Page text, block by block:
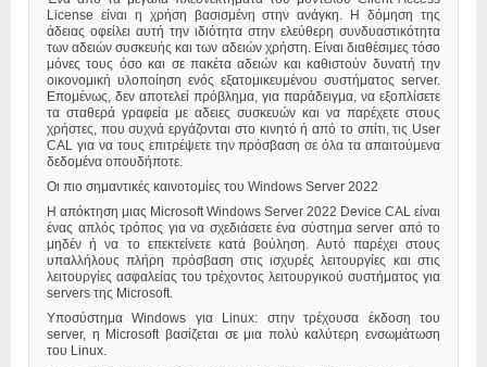
License είναι η χρήση βασισμένη στην ανάγκη. Η δόμηση της
άδειας οφείλει αυτή την ιδιότητα στην ελεύθερη συνδυαστικότητα
των αδειών συσκευής και των αδειών χρήστη. Είναι διαθέσιμες τόσο
μόνες τους όσο και σε πακέτα αδειών και καθιστούν δυνατή την
οικονομική υλοποίηση ενός εξατομικευμένου συστήματος server.
Επομένως, δεν αποτελεί πρόβλημα, για παράδειγμα, να εξοπλίσετε
τα σταθερά γραφεία με αδειες συσκευών και να παρέχετε στους
χρήστες, που συχνά εργάζονται στο κινητό ή από το σπίτι, τις User
CAL για να τους επιτρέψετε την πρόσβαση σε όλα τα απαιτούμενα
δεδομένα οπουδήποτε.
Οι πιο σημαντικές καινοτομίες του Windows Server 2022
Η απόκτηση μιας Microsoft Windows Server 2022 Device CAL είναι
ένας απλός τρόπος για να σχεδιάσετε ένα σύστημα server από το
μηδέν ή να το επεκτείνετε κατά βούληση. Αυτό παρέχει στους
υπαλλήλους πλήρη πρόσβαση στις ισχυρές λειτουργίες και στις
λειτουργίες ασφαλείας του τρέχοντος λειτουργικού συστήματος για
servers της Microsoft.
Υποσύστημα Windows για Linux: στην τρέχουσα έκδοση του
server, η Microsoft βασίζεται σε μια πολύ καλύτερη ενσωμάτωση
του Linux.